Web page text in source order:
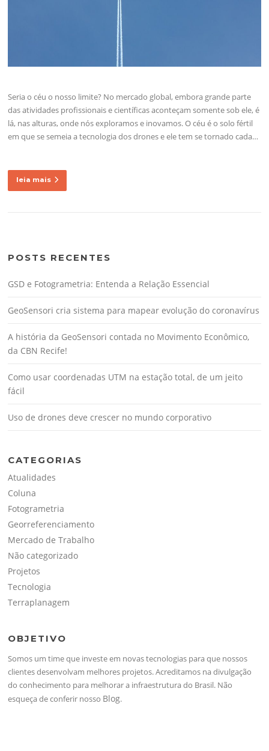
Seria o céu o nosso limite? No mercado global, embora grande parte
das atividades profissionais e científicas aconteçam somente sob ele, é
lá, nas alturas, onde nós exploramos e inovamos. O céu é o solo fértil
em que se semeia a tecnologia dos drones e ele tem se tornado cada…
leia mais
POSTS RECENTES
GSD e Fotogrametria: Entenda a Relação Essencial
GeoSensori cria sistema para mapear evolução do coronavírus
A história da GeoSensori contada no Movimento Econômico,
da CBN Recife!
Como usar coordenadas UTM na estação total, de um jeito
fácil
Uso de drones deve crescer no mundo corporativo
CATEGORIAS
Atualidades
Coluna
Fotogrametria
Georreferenciamento
Mercado de Trabalho
Não categorizado
Projetos
Tecnologia
Terraplanagem
OBJETIVO
Somos um time que investe em novas tecnologias para que nossos
clientes desenvolvam melhores projetos. Acreditamos na divulgação
do conhecimento para melhorar a infraestrutura do Brasil. Não
esqueça de conferir nosso Blog.